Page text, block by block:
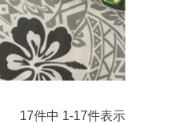
17件中 1-17件表示